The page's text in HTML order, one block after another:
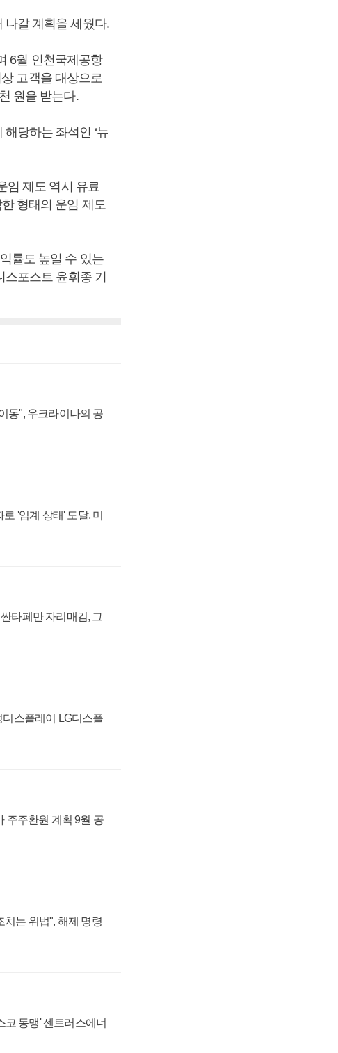
나갈 계획을 세웠다.
6월 인천국제공항
고객을 대상으로
원을 받는다.
당하는 좌석인 ‘뉴
임 제도 역시 유료
형태의 운임 제도
률도 높일 수 있는
스포스트 윤휘종 기
동", 우크라이나의 공
'임계 상태' 도달, 미
타페만 자리매김, 그
스플레이 LG디스플
주주환원 계획 9월 공
치는 위법", 해제 명령
코 동맹' 센트러스에너